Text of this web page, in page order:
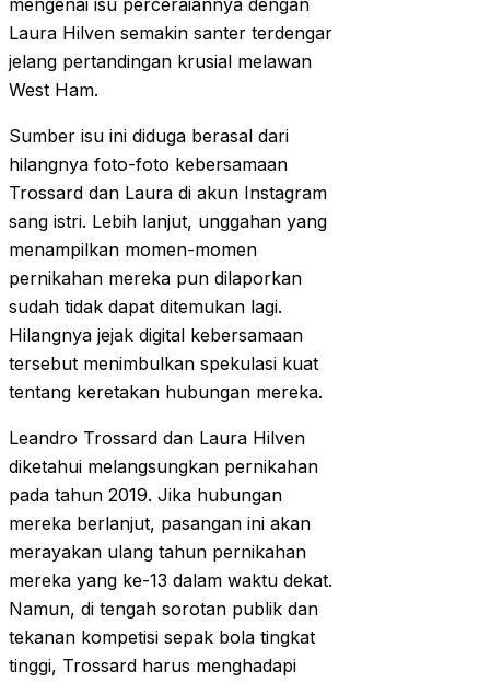
mengenai isu perceraiannya dengan
Laura Hilven semakin santer terdengar
jelang pertandingan krusial melawan
West Ham.
Sumber isu ini diduga berasal dari
hilangnya foto-foto kebersamaan
Trossard dan Laura di akun Instagram
sang istri. Lebih lanjut, unggahan yang
menampilkan momen-momen
pernikahan mereka pun dilaporkan
sudah tidak dapat ditemukan lagi.
Hilangnya jejak digital kebersamaan
tersebut menimbulkan spekulasi kuat
tentang keretakan hubungan mereka.
Leandro Trossard dan Laura Hilven
diketahui melangsungkan pernikahan
pada tahun 2019. Jika hubungan
mereka berlanjut, pasangan ini akan
merayakan ulang tahun pernikahan
mereka yang ke-13 dalam waktu dekat.
Namun, di tengah sorotan publik dan
tekanan kompetisi sepak bola tingkat
tinggi, Trossard harus menghadapi